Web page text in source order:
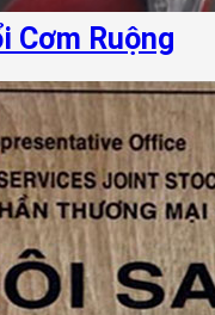
Cơm Ruộng